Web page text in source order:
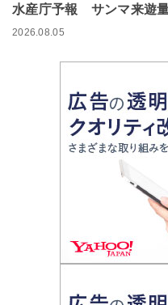
水産庁予報 サンマ来遊
2026.08.05